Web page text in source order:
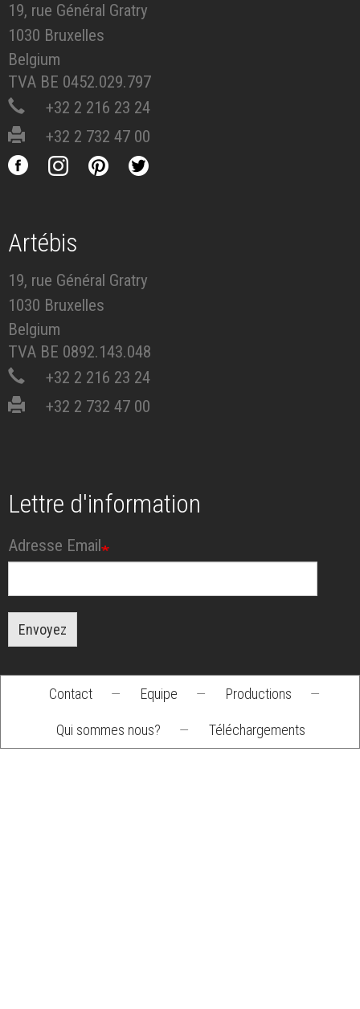
19, rue Général Gratry
1030 Bruxelles
Belgium
TVA BE 0452.029.797
+32 2 216 23 24
+32 2 732 47 00
Artébis
19, rue Général Gratry
1030 Bruxelles
Belgium
TVA BE 0892.143.048
+32 2 216 23 24
+32 2 732 47 00
Lettre d'information
Adresse Email
Envoyez
Footer
menu
Contact — Equipe — Productions —
Qui sommes nous? — Téléchargements